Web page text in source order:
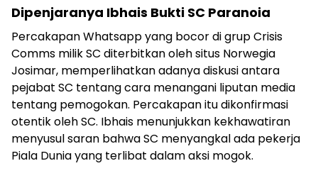
Dipenjaranya Ibhais Bukti SC Paranoia
Percakapan Whatsapp yang bocor di grup Crisis
Comms milik SC diterbitkan oleh situs Norwegia
Josimar, memperlihatkan adanya diskusi antara
pejabat SC tentang cara menangani liputan media
tentang pemogokan. Percakapan itu dikonfirmasi
otentik oleh SC. Ibhais menunjukkan kekhawatiran
menyusul saran bahwa SC menyangkal ada pekerja
Piala Dunia yang terlibat dalam aksi mogok.